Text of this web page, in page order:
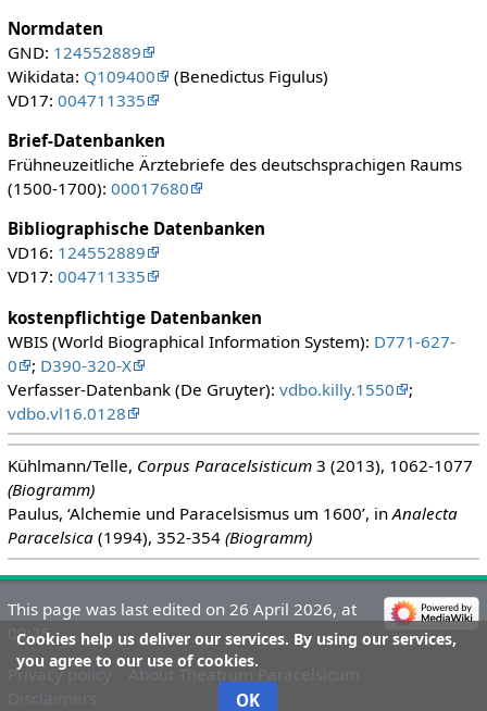
Normdaten
GND: 124552889
Wikidata: Q109400
(Benedictus Figulus)
VD17: 004711335
Brief-Datenbanken
Frühneuzeitliche Ärztebriefe des deutschsprachigen Raums
(1500-1700): 00017680
Bibliographische Datenbanken
VD16: 124552889
VD17: 004711335
kostenpflichtige Datenbanken
WBIS (World Biographical Information System): D771-627-
0
; D390-320-X
Verfasser-Datenbank (De Gruyter): vdbo.killy.1550
;
vdbo.vl16.0128
Kühlmann/Telle, Corpus Paracelsisticum3 (2013), 1062-1077
(Biogramm)
Paulus, ‘Alchemie und Paracelsismus um 1600’, inAnalecta
Paracelsica(1994), 352-354 (Biogramm)
Cookies help us deliver our services. By using our services,
you agree to our use of cookies.
OK
This page was last edited on 26 April 2026, at
09:25.
Privacy policy
About Theatrum Paracelsicum